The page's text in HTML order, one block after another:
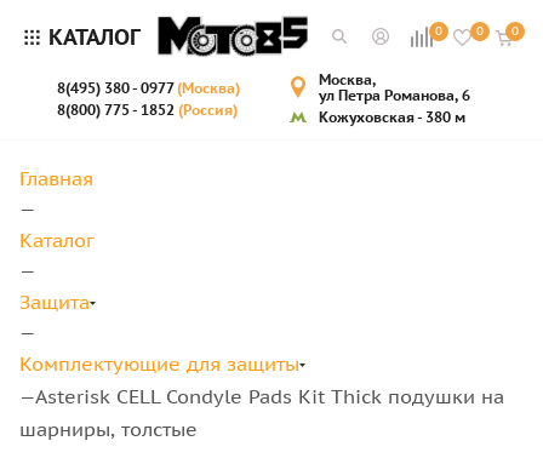
КАТАЛОГ 0 0 0
8(495) 380 - 0977(Москва)
8(800) 775 - 1852 (Россия)
Москва,
ул Петра Романова, 6
Кожуховская - 380 м
Главная
—
Каталог
—
Защита
—
Комплектующие для защиты
—Asterisk CELL Condyle Pads Kit Thick подушки на
шарниры, толстые